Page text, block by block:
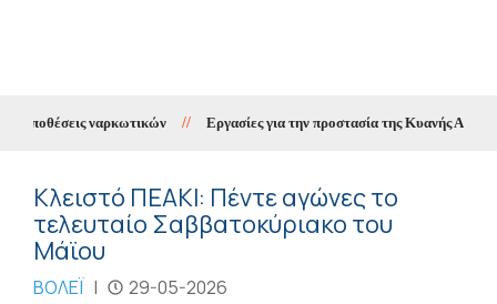
ναρκωτικών // Εργασίες για την προστασία της Κυανής Ακτής
Κλειστό ΠΕΑΚΙ: Πέντε αγώνες το
τελευταίο Σαββατοκύριακο του
Μάϊου
ΒΟΛΕΪ | 29-05-2026